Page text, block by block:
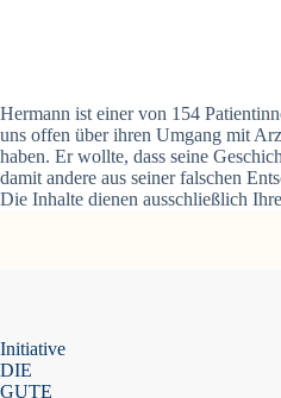
Hermann ist einer von 154
uns offen über ihren Umgang mit
haben. Er wollte, dass seine
damit andere aus seiner falschen
Die Inhalte dienen ausschließlich
Initiative
DIE
GUTE